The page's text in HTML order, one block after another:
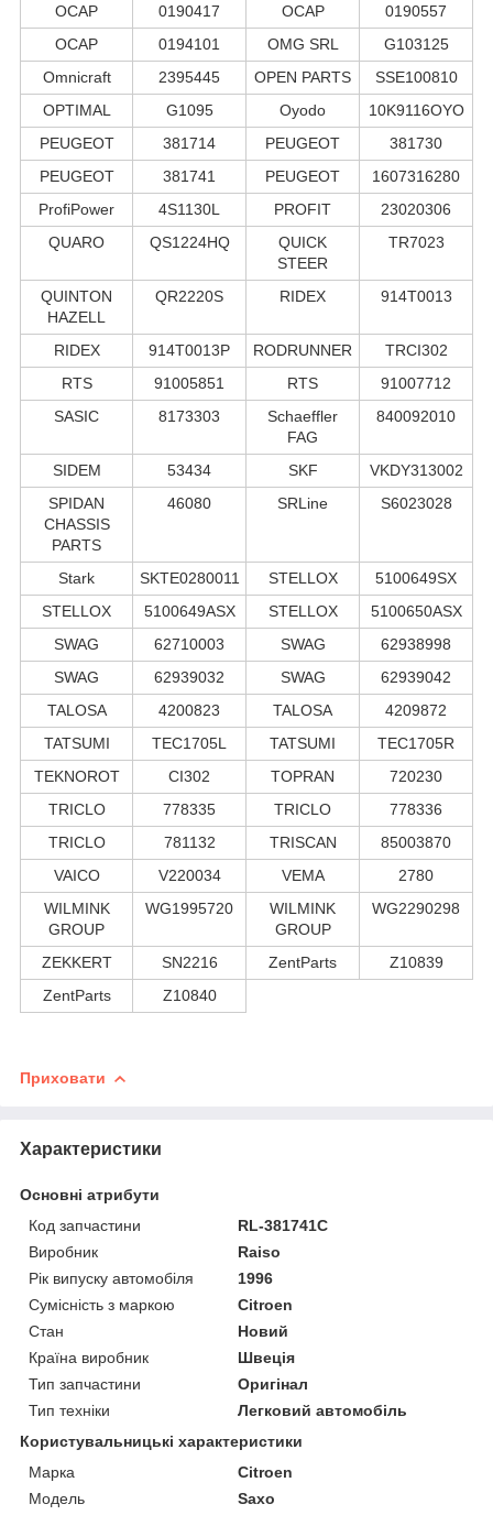
OCAP
0190417 OCAP
0190557
OCAP
0194101 OMG SRL
G103125
Omnicraft
2395445 OPEN PARTS
SSE100810
OPTIMAL
G1095 Oyodo
10K9116OYO
PEUGEOT
381714 PEUGEOT
381730
PEUGEOT
381741 PEUGEOT
1607316280
ProfiPower
4S1130L PROFIT
23020306
QUARO
QS1224HQ
QUICK
STEER
TR7023
QUINTON
HAZELL
QR2220S RIDEX 914T0013
RIDEX 914T0013P RODRUNNER
TRCI302
RTS
91005851 RTS
91007712
SASIC
8173303
Schaeffler
FAG
840092010
SIDEM 53434 SKF
VKDY313002
SPIDAN
CHASSIS
PARTS
46080 SRLine S6023028
Stark SKTE0280011 STELLOX
5100649SX
STELLOX
5100649ASX STELLOX
5100650ASX
SWAG
62710003 SWAG
62938998
SWAG
62939032 SWAG
62939042
TALOSA
4200823 TALOSA
4209872
TATSUMI
TEC1705L TATSUMI
TEC1705R
TEKNOROT
CI302 TOPRAN
720230
TRICLO
778335 TRICLO
778336
TRICLO
781132 TRISCAN
85003870
VAICO
V220034 VEMA
2780
WILMINK
GROUP
WG1995720
WILMINK
GROUP
WG2290298
ZEKKERT SN2216 ZentParts
Z10839
ZentParts
Z10840
Приховати
Характеристики
Основні атрибути
Код запчастини
RL-381741C
Виробник
Raiso
Рік випуску автомобіля
1996
Сумісність з маркою
Citroen
Стан
Новий
Країна виробник
Швеція
Тип запчастини
Оригінал
Тип техніки
Легковий автомобіль
Користувальницькі характеристики
Марка
Citroen
Мoдель
Saxo